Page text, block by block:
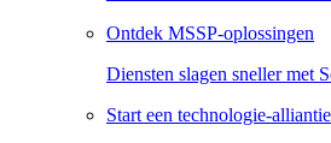
Ontdek MSSP-oplossingen
Diensten slagen sneller met
Start een technologie-alliantie